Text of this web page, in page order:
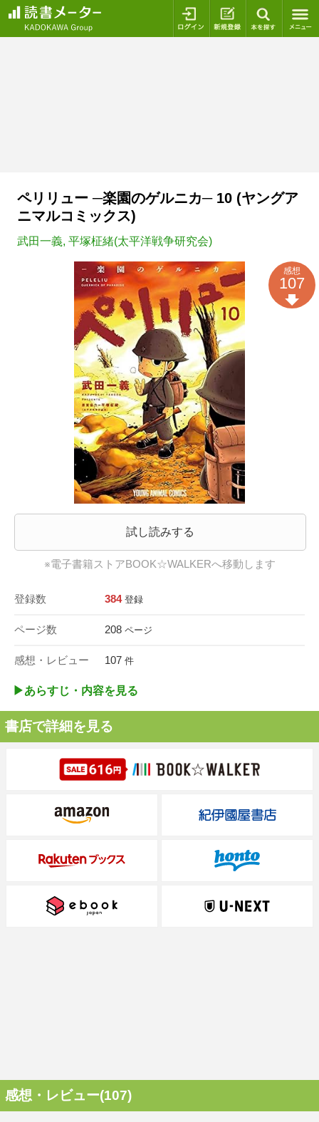
ログイン 新規登録
ペリリュー ─楽園のゲルニカ─ 10 (ヤングア
ニマルコミックス)
武田一義, 平塚柾緒(太平洋戦争研究会)
試し読みする
※電子書籍ストアBOOK☆WALKERへ移動します
登録数 384 登録
ページ数 208 ページ
感想・レビュー 107 件
感想
107
▶︎あらすじ・内容を見る
書店で詳細を見る
感想・レビュー(107)